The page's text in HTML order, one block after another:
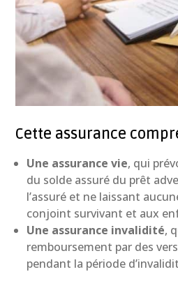
Cette assurance
Une assurance vie, qui
du solde assuré du prêt
l’assuré et ne laissant
conjoint survivant et aux
Une assurance invalidité,
remboursement par des
pendant la période